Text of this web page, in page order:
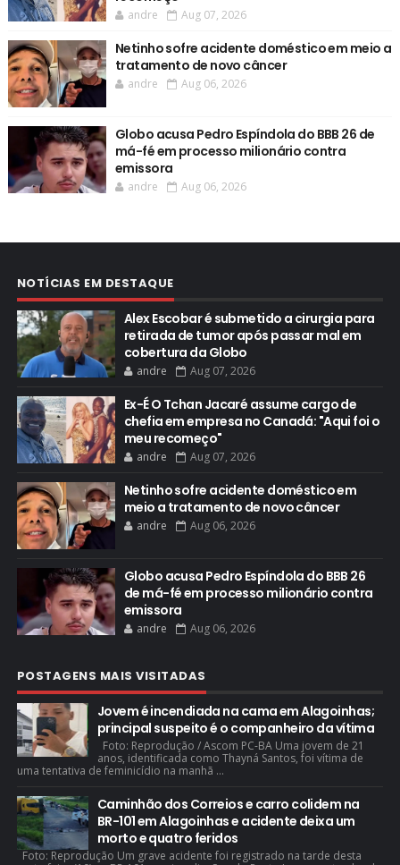
andre Aug 07, 2026
Netinho sofre acidente doméstico em meio a
tratamento de novo câncer
andre Aug 06, 2026
Globo acusa Pedro Espíndola do BBB 26 de
má-fé em processo milionário contra
emissora
andre Aug 06, 2026
NOTÍCIAS EM DESTAQUE
Alex Escobar é submetido a cirurgia para
retirada de tumor após passar mal em
cobertura da Globo
andre Aug 07, 2026
Ex-É O Tchan Jacaré assume cargo de
chefia em empresa no Canadá: "Aqui foi o
meu recomeço"
andre Aug 07, 2026
Netinho sofre acidente doméstico em
meio a tratamento de novo câncer
andre Aug 06, 2026
Globo acusa Pedro Espíndola do BBB 26
de má-fé em processo milionário contra
emissora
andre Aug 06, 2026
POSTAGENS MAIS VISITADAS
Jovem é incendiada na cama em Alagoinhas;
principal suspeito é o companheiro da vítima
Foto: Reprodução / Ascom PC-BA Uma jovem de 21
anos, identificada como Thayná Santos, foi vítima de
uma tentativa de feminicídio na manhã ...
Caminhão dos Correios e carro colidem na
BR-101 em Alagoinhas e acidente deixa um
morto e quatro feridos
Foto: Reprodução Um grave acidente foi registrado na tarde desta